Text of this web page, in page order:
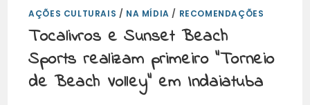
AÇÕES CULTURAIS / NA MÍDIA / RECOMENDAÇÕES
Tocalivros e Sunset Beach
Sports realizam primeiro “Torneio
de Beach Volley” em Indaiatuba